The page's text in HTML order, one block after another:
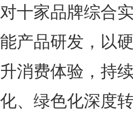
对十家品牌综合
能产品研发，以
升消费体验，持
化、绿色化深度